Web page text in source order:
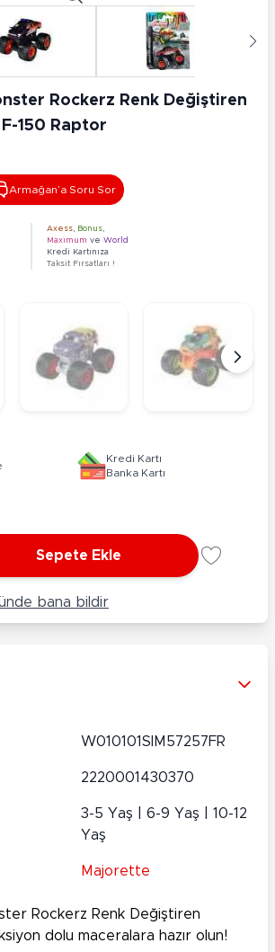
Rockerz Renk Değiştiren
150 Raptor
Armağan’a Soru Sor
Axess Bonus
Maximum ve World
Kredi Kartınıza
Taksit Fırsatları !
Kredi Kartı
Banka Kartı
Sepete Ekle
bana bildir
W010101SIM57257FR
2220001430370
3-5 Yaş | 6-9 Yaş | 10-12
Yaş
Majorette
Rockerz Renk Değiştiren
dolu maceralara hazır olun!